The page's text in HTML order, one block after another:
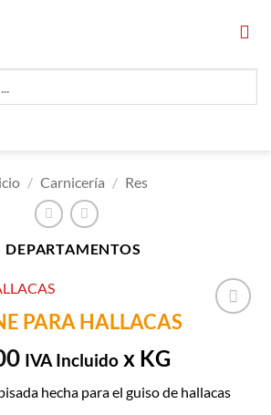
/ Carnicería / Res
DEPARTAMENTOS
PARA HALLACAS
IVA Incluido x KG
hecha para el guiso de hallacas